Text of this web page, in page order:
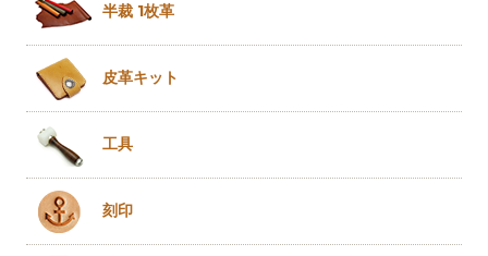
半裁 1枚革
皮革キット
工具
刻印